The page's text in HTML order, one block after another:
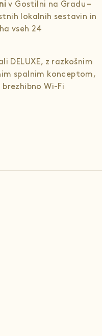
v Gostilni na Gradu –
lokalnih sestavin in
vseh 24
DELUXE, z razkošnim
spalnim konceptom,
Wi-Fi